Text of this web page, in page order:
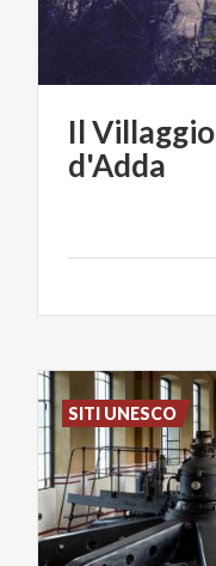
IlVillaggio
d'Adda
SITI UNESCO